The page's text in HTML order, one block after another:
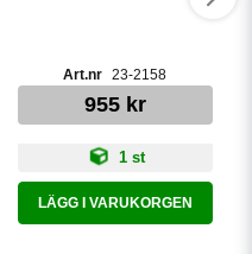
23-2158
955 kr
1 st
LÄGG I VARUKORGEN